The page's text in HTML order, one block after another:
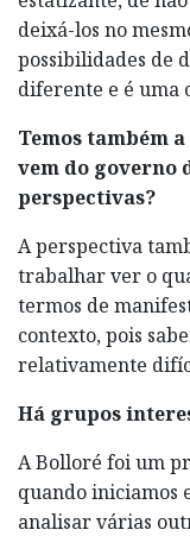
deixá-los no
possibilidades de
diferente e é uma
Temos também
vem do governo
perspectivas?
A perspectiva
trabalhar ver o
termos de
contexto, pois
relativamente
Há grupos
A Bolloré foi um
quando iniciamos
analisar várias